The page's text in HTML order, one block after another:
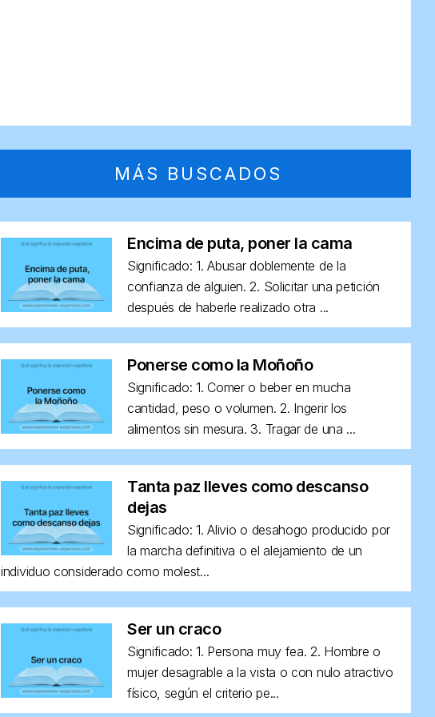
MÁS BUSCADOS
Encima de puta, poner la cama
Significado: 1. Abusar doblemente de la
confianza de alguien. 2. Solicitar una petición
después de haberle realizado otra ...
Ponerse como la Moñoño
Significado: 1. Comer o beber en mucha
cantidad, peso o volumen. 2. Ingerir los
alimentos sin mesura. 3. Tragar de una ...
Tanta paz lleves como descanso
dejas
Significado: 1. Alivio o desahogo producido por
la marcha definitiva o el alejamiento de un
individuo considerado como molest...
Ser un craco
Significado: 1. Persona muy fea. 2. Hombre o
mujer desagrable a la vista o con nulo atractivo
físico, según el criterio pe...